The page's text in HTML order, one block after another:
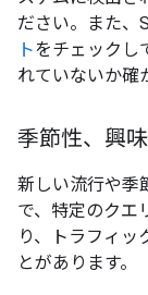
ださい。また、
トをチェックし
れていないか確
季節性、興
新しい流行や季
で、特定のクエ
り、トラフィッ
とがあります。